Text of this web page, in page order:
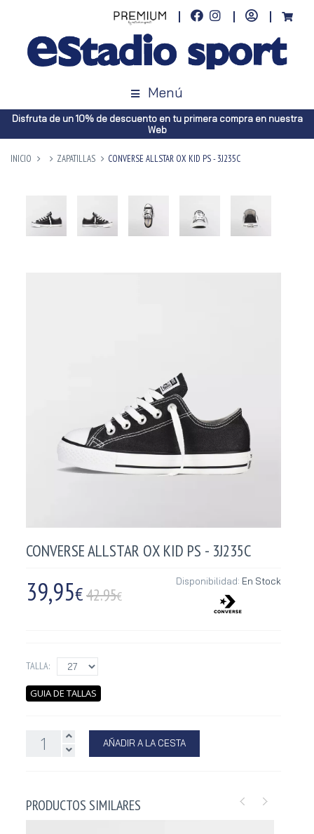
Menú
Disfruta de un 10% de descuento en tu primera compra en nuestra
Web
INICIO ZAPATILLAS CONVERSE ALLSTAR OX KID PS - 3J235C
CONVERSE ALLSTAR OX KID PS - 3J235C
39,95€42.95€
Disponibilidad: En Stock
TALLA:
GUIA DE TALLAS
AÑADIR A LA CESTA
PRODUCTOS SIMILARES